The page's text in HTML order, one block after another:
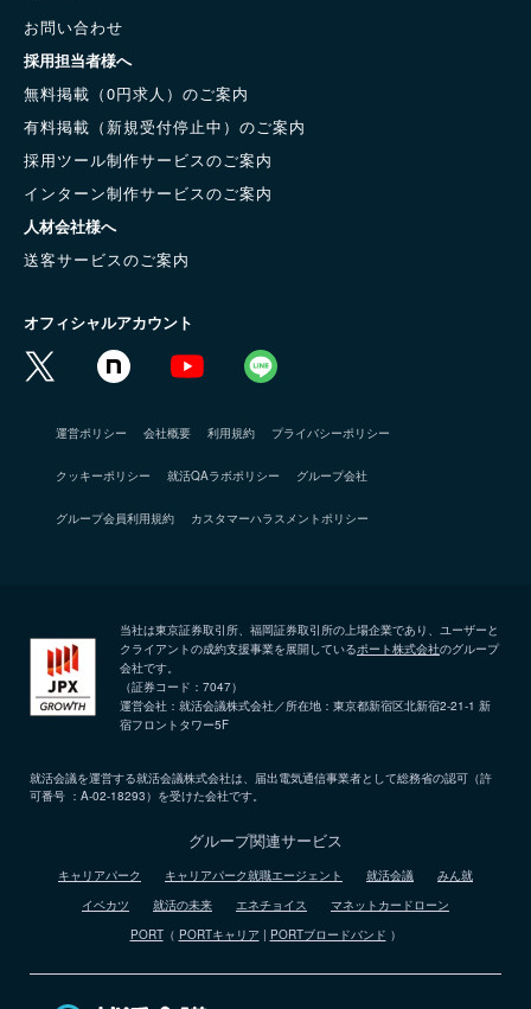
お問い合わせ
採用担当者様へ
無料掲載（0円求人）のご案内
有料掲載（新規受付停止中）のご案内
採用ツール制作サービスのご案内
インターン制作サービスのご案内
人材会社様へ
送客サービスのご案内
オフィシャルアカウント
運営ポリシー 会社概要 利用規約 プライバシーポリシー
クッキーポリシー 就活QAラボポリシー グループ会社
グループ会員利用規約 カスタマーハラスメントポリシー
当社は東京証券取引所、福岡証券取引所の上場企業であり、ユーザーと
クライアントの成約支援事業を展開しているポート株式会社のグループ
会社です。
（証券コード：7047）
運営会社：就活会議株式会社／所在地：東京都新宿区北新宿2-21-1 新
宿フロントタワー5F
就活会議を運営する就活会議株式会社は、届出電気通信事業者として総務省の認可（許
可番号 ：A-02-18293）を受けた会社です。